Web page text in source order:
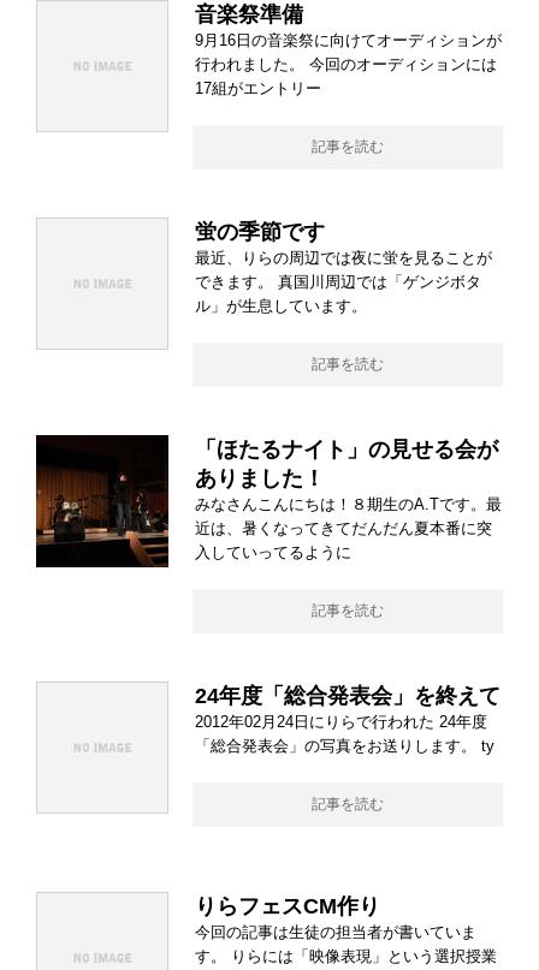
音楽祭準備
9月16日の音楽祭に向けてオーディションが
行われました。 今回のオーディションには
17組がエントリー
記事を読む
蛍の季節です
最近、りらの周辺では夜に蛍を見ることが
できます。 真国川周辺では「ゲンジボタ
ル」が生息しています。
記事を読む
「ほたるナイト」の見せる会が
ありました！
みなさんこんにちは！８期生のA.Tです。最
近は、暑くなってきてだんだん夏本番に突
入していってるように
記事を読む
24年度「総合発表会」を終えて
2012年02月24日にりらで行われた 24年度
「総合発表会」の写真をお送りします。 ty
記事を読む
りらフェスCM作り
今回の記事は生徒の担当者が書いていま
す。 りらには「映像表現」という選択授業